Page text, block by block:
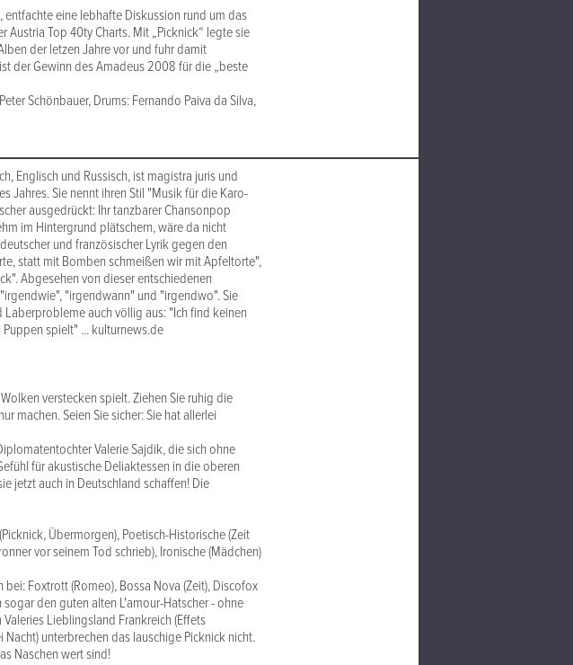
eine lebhafte Diskussion rund um das
Top 40ty Charts. Mit „Picknick“ legte sie
der letzen Jahre vor und fuhr damit
der Gewinn des Amadeus 2008 für die „beste
Schönbauer, Drums: Fernando Paiva da Silva,
Englisch und Russisch, ist magistra juris und
Jahres. Sie nennt ihren Stil "Musik für die Karo-
ausgedrückt: Ihr tanzbarer Chansonpop
im Hintergrund plätschern, wäre da nicht
und französischer Lyrik gegen den
statt mit Bomben schmeißen wir mit Apfeltorte",
Abgesehen von dieser entschiedenen
"irgendwann" und "irgendwo". Sie
auch völlig aus: "Ich find keinen
spielt" ... kulturnews.de
verstecken spielt. Ziehen Sie ruhig die
machen. Seien Sie sicher: Sie hat allerlei
Valerie Sajdik, die sich ohne
für akustische Deliaktessen in die oberen
jetzt auch in Deutschland schaffen! Die
Übermorgen), Poetisch-Historische (Zeit
vor seinem Tod schrieb), Ironische (Mädchen)
Foxtrott (Romeo), Bossa Nova (Zeit), Discofox
den guten alten L'amour-Hatscher - ohne
Lieblingsland Frankreich (Effets
unterbrechen das lauschige Picknick nicht.
Naschen wert sind!